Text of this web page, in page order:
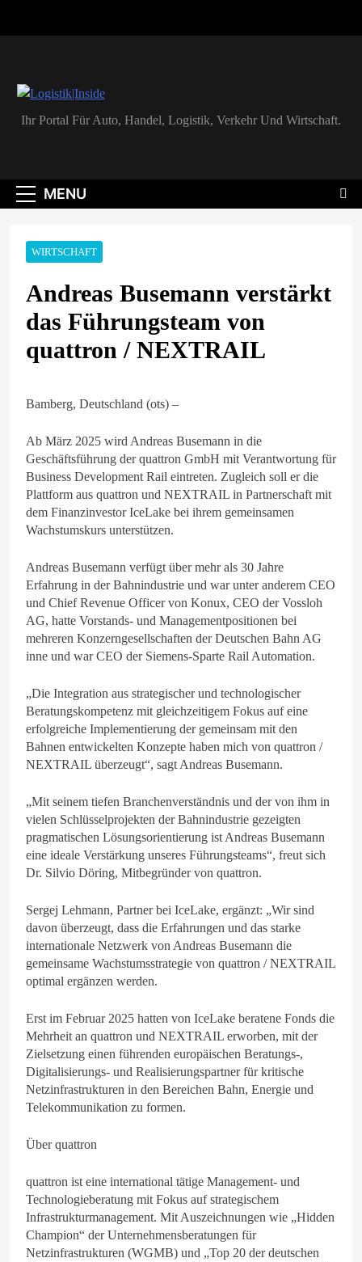
Logistik|Inside
Ihr Portal Für Auto, Handel, Logistik, Verkehr Und Wirtschaft.
MENU
WIRTSCHAFT
Andreas Busemann verstärkt
das Führungsteam von
quattron / NEXTRAIL
Bamberg, Deutschland (ots) –
Ab März 2025 wird Andreas Busemann in die
Geschäftsführung der quattron GmbH mit Verantwortung für
Business Development Rail eintreten. Zugleich soll er die
Plattform aus quattron und NEXTRAIL in Partnerschaft mit
dem Finanzinvestor IceLake bei ihrem gemeinsamen
Wachstumskurs unterstützen.
Andreas Busemann verfügt über mehr als 30 Jahre
Erfahrung in der Bahnindustrie und war unter anderem CEO
und Chief Revenue Officer von Konux, CEO der Vossloh
AG, hatte Vorstands- und Managementpositionen bei
mehreren Konzerngesellschaften der Deutschen Bahn AG
inne und war CEO der Siemens-Sparte Rail Automation.
„Die Integration aus strategischer und technologischer
Beratungskompetenz mit gleichzeitigem Fokus auf eine
erfolgreiche Implementierung der gemeinsam mit den
Bahnen entwickelten Konzepte haben mich von quattron /
NEXTRAIL überzeugt“, sagt Andreas Busemann.
„Mit seinem tiefen Branchenverständnis und der von ihm in
vielen Schlüsselprojekten der Bahnindustrie gezeigten
pragmatischen Lösungsorientierung ist Andreas Busemann
eine ideale Verstärkung unseres Führungsteams“, freut sich
Dr. Silvio Döring, Mitbegründer von quattron.
Sergej Lehmann, Partner bei IceLake, ergänzt: „Wir sind
davon überzeugt, dass die Erfahrungen und das starke
internationale Netzwerk von Andreas Busemann die
gemeinsame Wachstumsstrategie von quattron / NEXTRAIL
optimal ergänzen werden.
Erst im Februar 2025 hatten von IceLake beratene Fonds die
Mehrheit an quattron und NEXTRAIL erworben, mit der
Zielsetzung einen führenden europäischen Beratungs-,
Digitalisierungs- und Realisierungspartner für kritische
Netzinfrastrukturen in den Bereichen Bahn, Energie und
Telekommunikation zu formen.
Über quattron
quattron ist eine international tätige Management- und
Technologieberatung mit Fokus auf strategischem
Infrastrukturmanagement. Mit Auszeichnungen wie „Hidden
Champion“ der Unternehmensberatungen für
Netzinfrastrukturen (WGMB) und „Top 20 der deutschen